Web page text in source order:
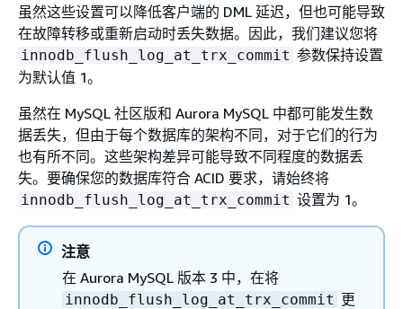
虽然这些设置可以降低客户端的 DML 延迟，但也可能导致
在故障转移或重新启动时丢失数据。因此，我们建议您将
innodb_flush_log_at_trx_commit 参数保持设置
为默认值 1。
虽然在 MySQL 社区版和 Aurora MySQL 中都可能发生数
据丢失，但由于每个数据库的架构不同，对于它们的行为
也有所不同。这些架构差异可能导致不同程度的数据丢
失。要确保您的数据库符合 ACID 要求，请始终将
innodb_flush_log_at_trx_commit 设置为 1。
注意
在 Aurora MySQL 版本 3 中，在将
innodb_flush_log_at_trx_commit 更